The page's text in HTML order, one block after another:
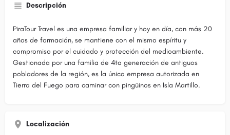
Descripción
PiraTour Travel es una empresa familiar y hoy en día, con más 20
años de formación, se mantiene con el mismo espíritu y
compromiso por el cuidado y protección del medioambiente.
Gestionada por una familia de 4ta generación de antiguos
pobladores de la región, es la única empresa autorizada en
Tierra del Fuego para caminar con pingüinos en Isla Martillo.
Localización